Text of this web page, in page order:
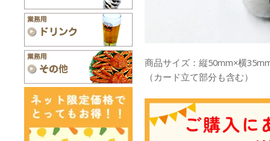
商品サイズ：縦50mm×横
（カード立て部分も含む）